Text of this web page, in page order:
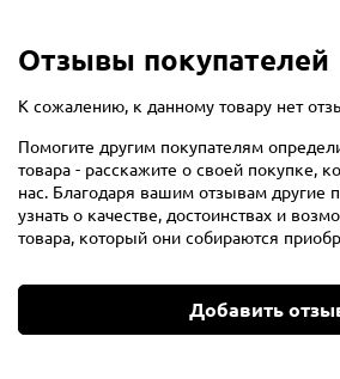
Отзывы покупателей
К сожалению, к данному товару нет
Помогите другим покупателям
товара - расскажите о своей покупке,
нас. Благодаря вашим отзывам другие
узнать о качестве, достоинствах и
товара, который они собираются
Добавить